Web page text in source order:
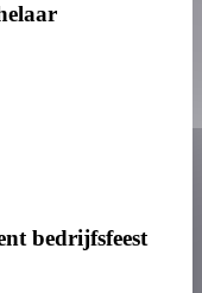
bedrijfsfeest